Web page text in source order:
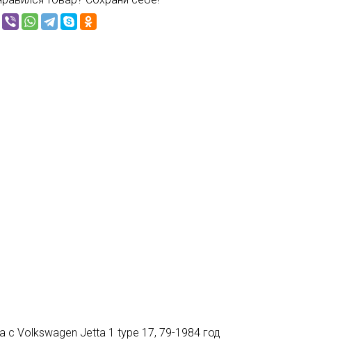
с Volkswagen Jetta 1 type 17, 79-1984 год